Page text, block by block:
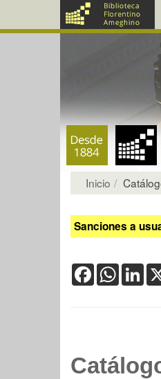
Inicio
Sanciones a
Facebook